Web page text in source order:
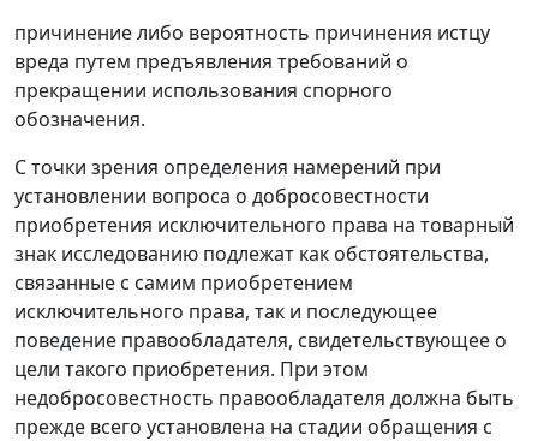
причинение либо вероятность причинения истцу
вреда путем предъявления требований о
прекращении использования спорного
обозначения.
С точки зрения определения намерений при
установлении вопроса о добросовестности
приобретения исключительного права на товарный
знак исследованию подлежат как обстоятельства,
связанные с самим приобретением
исключительного права, так и последующее
поведение правообладателя, свидетельствующее о
цели такого приобретения. При этом
недобросовестность правообладателя должна быть
прежде всего установлена на стадии обращения с